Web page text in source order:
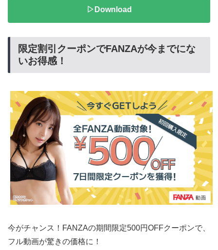
▷Download
限定割引クーポンでFANZAが今までにな
いお得感！
今がチャンス！FANZAの期間限定500円OFFクーポンで、
フル動画が驚きの価格に！